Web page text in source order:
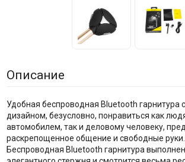
Описание
Удобная беспроводная Bluetooth гарнитура
дизайном, безусловно, понравиться как
автомобилем, так и деловому человеку,
раскрепощенное общение и свободные руки.
Беспроводная Bluetooth гарнитура